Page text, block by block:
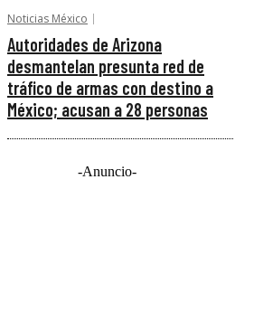
Noticias México
Autoridades de Arizona
desmantelan presunta red de
tráfico de armas con destino a
México; acusan a 28 personas
-Anuncio-